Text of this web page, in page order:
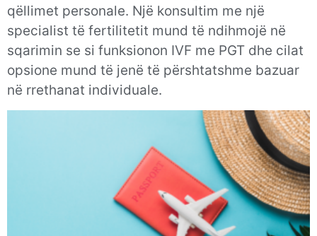
qëllimet personale. Një konsultim me një
specialist të fertilitetit mund të ndihmojë në
sqarimin se si funksionon IVF me PGT dhe cilat
opsione mund të jenë të përshtatshme bazuar
në rrethanat individuale.